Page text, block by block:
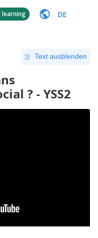
learning DE
Text ausblenden
? - YSS2